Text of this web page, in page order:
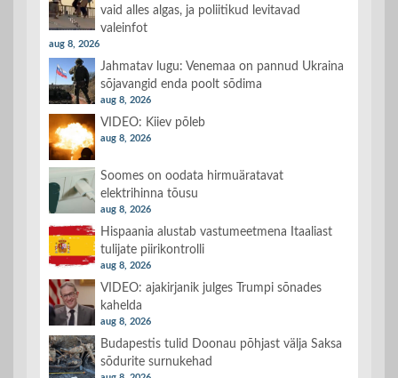
vaid alles algas, ja poliitikud levitavad
valeinfot
aug 8, 2026
Jahmatav lugu: Venemaa on pannud Ukraina
sõjavangid enda poolt sõdima
aug 8, 2026
VIDEO: Kiiev põleb
aug 8, 2026
Soomes on oodata hirmuäratavat
elektrihinna tõusu
aug 8, 2026
Hispaania alustab vastumeetmena Itaaliast
tulijate piirikontrolli
aug 8, 2026
VIDEO: ajakirjanik julges Trumpi sõnades
kahelda
aug 8, 2026
Budapestis tulid Doonau põhjast välja Saksa
sõdurite surnukehad